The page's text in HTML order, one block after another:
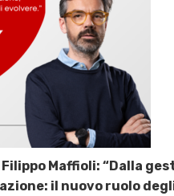
Filippo Maffioli: “Dalla
il nuovo ruolo